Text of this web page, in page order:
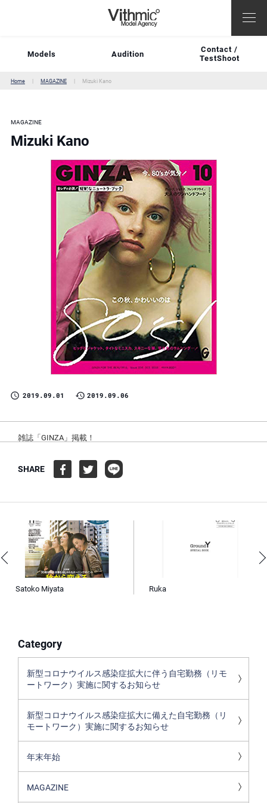
Models Audition
Contact /
TestShoot
Home MAGAZINE Mizuki Kano
MAGAZINE
Mizuki Kano
2019.09.01 2019.09.06
雑誌「GINZA」掲載！
SHARE
Satoko Miyata Ruka
Category
新型コロナウイルス感染症拡大に伴う自宅勤務（リモ
ートワーク）実施に関するお知らせ
新型コロナウイルス感染症拡大に備えた自宅勤務（リ
モートワーク）実施に関するお知らせ
年末年始
MAGAZINE